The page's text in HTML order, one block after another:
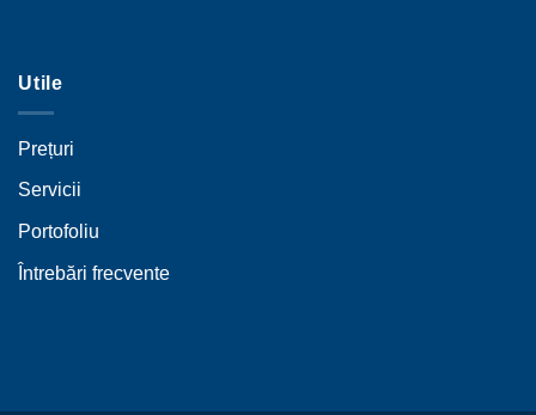
Utile
Prețuri
Servicii
Portofoliu
Întrebări frecvente